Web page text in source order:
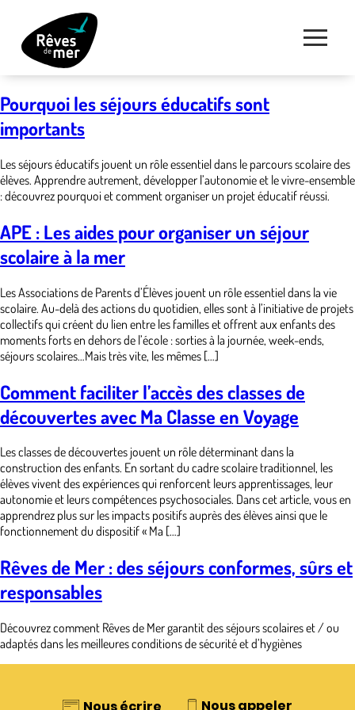
Pourquoi les séjours éducatifs sont
importants
Les séjours éducatifs jouent un rôle essentiel dans le parcours scolaire des
élèves. Apprendre autrement, développer l’autonomie et le vivre-ensemble
: découvrez pourquoi et comment organiser un projet éducatif réussi.
APE : Les aides pour organiser un séjour
scolaire à la mer
Les Associations de Parents d’Élèves jouent un rôle essentiel dans la vie
scolaire. Au-delà des actions du quotidien, elles sont à l’initiative de projets
collectifs qui créent du lien entre les familles et offrent aux enfants des
moments forts en dehors de l’école : sorties à la journée, week-ends,
séjours scolaires…Mais très vite, les mêmes […]
Comment faciliter l’accès des classes de
découvertes avec Ma Classe en Voyage
Les classes de découvertes jouent un rôle déterminant dans la
construction des enfants. En sortant du cadre scolaire traditionnel, les
élèves vivent des expériences qui renforcent leurs apprentissages, leur
autonomie et leurs compétences psychosociales. Dans cet article, vous en
apprendrez plus sur les impacts positifs auprès des élèves ainsi que le
fonctionnement du dispositif « Ma […]
Rêves de Mer : des séjours conformes, sûrs et
responsables
Découvrez comment Rêves de Mer garantit des séjours scolaires et / ou
adaptés dans les meilleures conditions de sécurité et d’hygiènes
Nous écrire Nous appeler